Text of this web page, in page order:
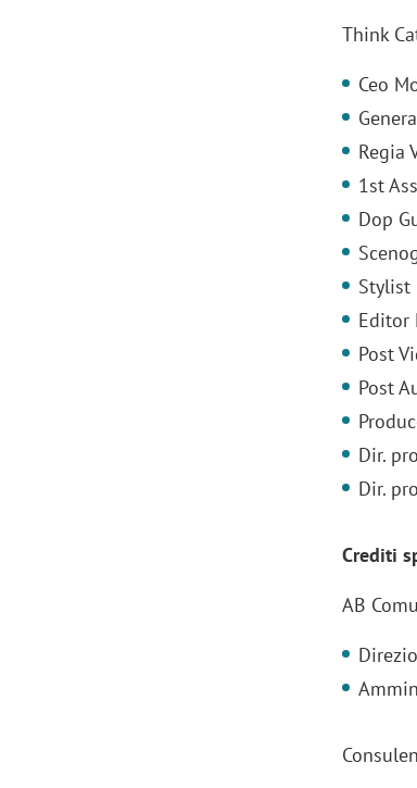
Think
Ceo
Regia
1st
Dop
Stylist
Editor
Post
Post
Dir.
Dir.
Crediti
AB
comunicazione crea un brand food: